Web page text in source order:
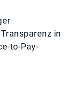
in
to-Pay-